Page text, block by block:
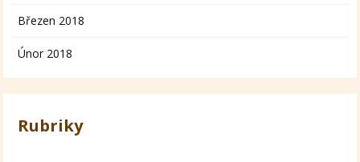
Březen 2018
Únor 2018
Rubriky